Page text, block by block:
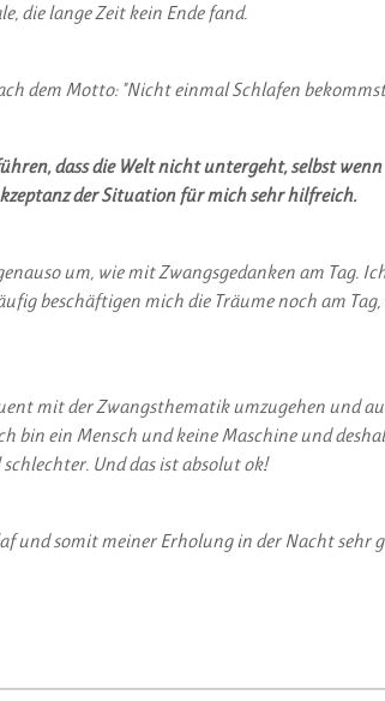
die lange Zeit kein Ende fand.
dem Motto: "Nicht einmal Schlafen
dass die Welt nicht untergeht, selbst
der Situation für mich sehr hilfreich.
um, wie mit Zwangsgedanken am Tag.
beschäftigen mich die Träume noch am Tag,
mit der Zwangsthematik umzugehen und
bin ein Mensch und keine Maschine und
Und das ist absolut ok!
und somit meiner Erholung in der Nacht sehr